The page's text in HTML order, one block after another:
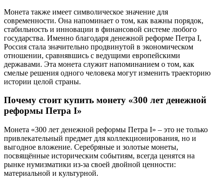
Монета также имеет символическое значение для
современности. Она напоминает о том, как важны порядок,
стабильность и инновации в финансовой системе любого
государства. Именно благодаря денежной реформе Петра I,
Россия стала значительно продвинутой в экономическом
отношении, сравнявшись с ведущими европейскими
державами. Эта монета служит напоминанием о том, как
смелые решения одного человека могут изменить траекторию
истории целой страны.
Почему стоит купить монету «300 лет денежной
реформы Петра I»
Монета «300 лет денежной реформы Петра I» – это не только
привлекательный предмет для коллекционирования, но и
выгодное вложение. Серебряные и золотые монеты,
посвящённые историческим событиям, всегда ценятся на
рынке нумизматики из-за своей двойной ценности:
материальной и культурной.